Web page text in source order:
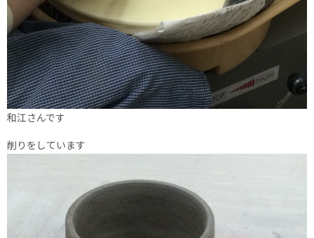
和江さんです
削りをしています